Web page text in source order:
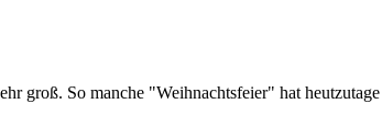
groß. So manche "Weihnachtsfeier" hat